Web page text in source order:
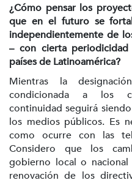
¿Cómo pensar los
que en el futuro se
independientemente de
– con cierta
países de Latinoamérica?
Mientras la
condicionada a los
continuidad seguirá
los medios públicos. Es
como ocurre con las
Considero que los
gobierno local o
renovación de los